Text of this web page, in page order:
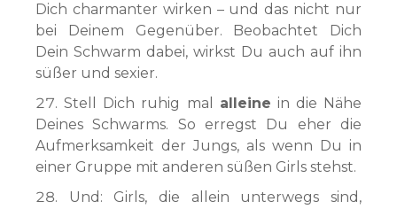
Dich charmanter wirken – und das nicht nur
bei Deinem Gegenüber. Beobachtet Dich
Dein Schwarm dabei, wirkst Du auch auf ihn
süßer und sexier.
Stell Dich ruhig mal alleine in die Nähe
Deines Schwarms. So erregst Du eher die
Aufmerksamkeit der Jungs, als wenn Du in
einer Gruppe mit anderen süßen Girls stehst.
Und: Girls, die allein unterwegs sind,